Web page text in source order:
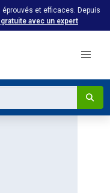
et efficaces. Depuis
avec un expert